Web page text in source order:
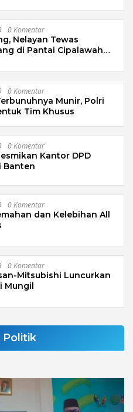
0 Komentar
Nelayan Tewas
di Pantai Cipalawah
0 Komentar
Munir, Polri
Tim Khusus
0 Komentar
Kantor DPD
Banten
0 Komentar
dan Kelebihan All
0 Komentar
Mitsubishi Luncurkan
Mungil
Politik